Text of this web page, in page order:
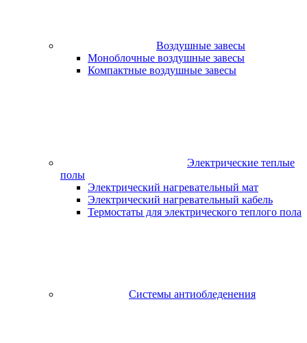
Воздушные завесы
Моноблочные воздушные завесы
Компактные воздушные завесы
Электрические теплые
полы
Электрический нагревательный мат
Электрический нагревательный кабель
Термостаты для электрического теплого пола
Системы антиобледенения